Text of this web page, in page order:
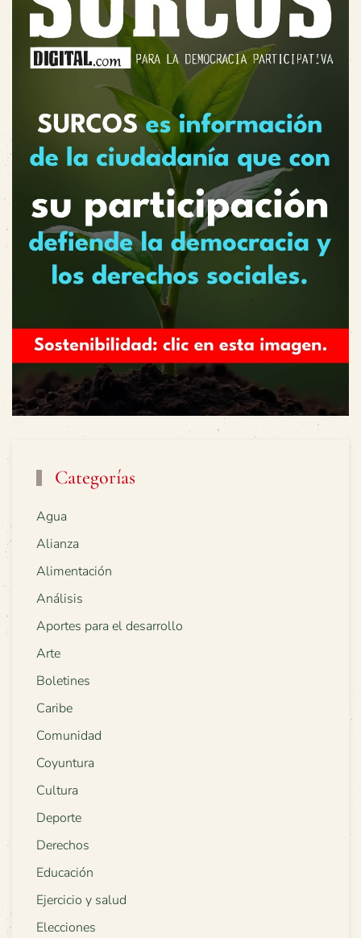
Categorías
Agua
Alianza
Alimentación
Análisis
Aportes para el desarrollo
Arte
Boletines
Caribe
Comunidad
Coyuntura
Cultura
Deporte
Derechos
Educación
Ejercicio y salud
Elecciones